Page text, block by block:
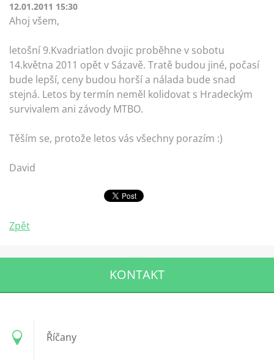
12.01.2011 15:30
Ahoj všem,
letošní 9.Kvadriatlon dvojic proběhne v sobotu
14.května 2011 opět v Sázavě. Tratě budou jiné, počasí
bude lepší, ceny budou horší a nálada bude snad
stejná. Letos by termín neměl kolidovat s Hradeckým
survivalem ani závody MTBO.
Těším se, protože letos vás všechny porazím :)
David
Zpět
KONTAKT
Říčany